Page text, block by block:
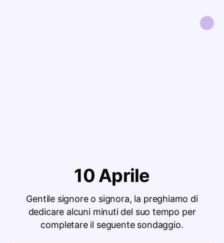
10 Aprile
Gentile signore o signora, la preghiamo di
dedicare alcuni minuti del suo tempo per
completare il seguente sondaggio.